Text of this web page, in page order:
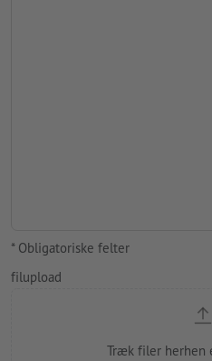
* Obligatoriske felter
filupload